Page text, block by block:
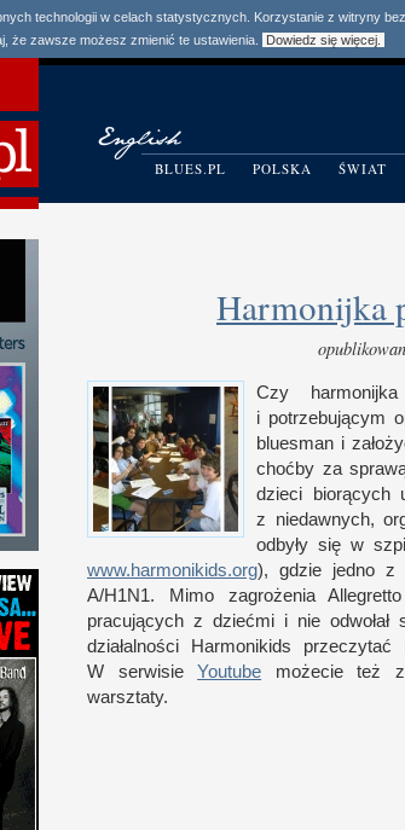
technologii w celach statystycznych. Korzystanie z witryny
że zawsze możesz zmienić te ustawienia.
Dowiedz się więcej.
BLUES.PL POLSKA ŚWIAT
Harmonijka
Czy
i potrzebującym
bluesman i z
choćby za
dzieci biorących
z niedawnych,
odbyły się w s
www.harmonikids.org), gdzie jedno z
A/H1N1. Mimo zagrożenia
pracujących z dziećmi i nie
działalności Harmonikids
W serwisieYoutube możecie też
warsztaty.